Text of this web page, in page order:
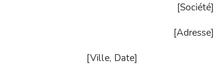
[Société]
[Adresse]
[Ville, Date]